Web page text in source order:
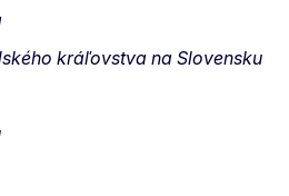
kráľovstva na Slovensku